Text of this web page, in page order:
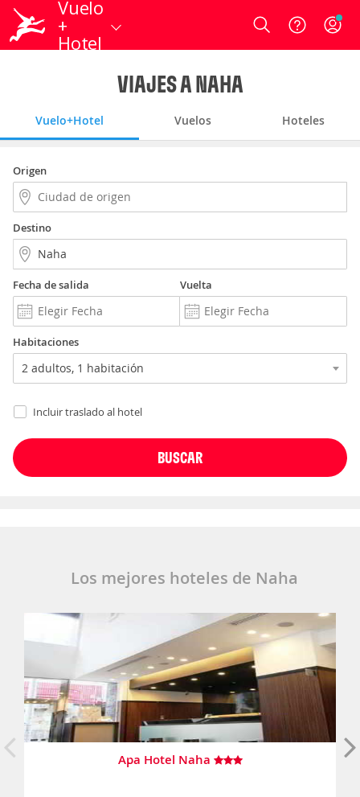
Vuelo
+
Hotel
Login
VIAJES A NAHA
Vuelo+Hotel Vuelos Hoteles
Origen
Destino
Fecha de salida Vuelta
Habitaciones
Incluir traslado al hotel
Los mejores hoteles de Naha
Apa Hotel Naha